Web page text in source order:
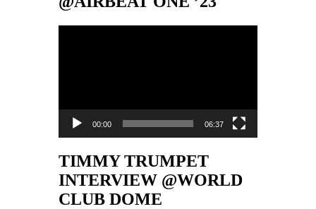
00:00 06:37
TIMMY TRUMPET
INTERVIEW @WORLD
CLUB DOME